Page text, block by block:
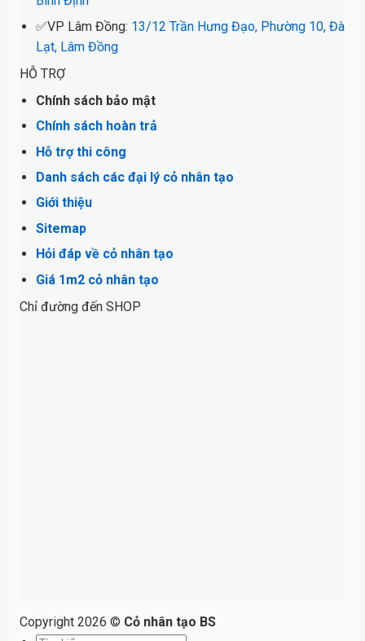
✅VP Lâm Đồng: 13/12 Trần Hưng Đạo, Phường 10, Đà
Lạt, Lâm Đồng
HỖ TRỢ
Chính sách bảo mật
Chính sách hoàn trả
Hỗ trợ thi công
Danh sách các đại lý cỏ nhân tạo
Giới thiệu
Sitemap
Hỏi đáp về cỏ nhân tạo
Giá 1m2 cỏ nhân tạo
Chỉ đường đến SHOP
Copyright 2026 © Cỏ nhân tạo BS